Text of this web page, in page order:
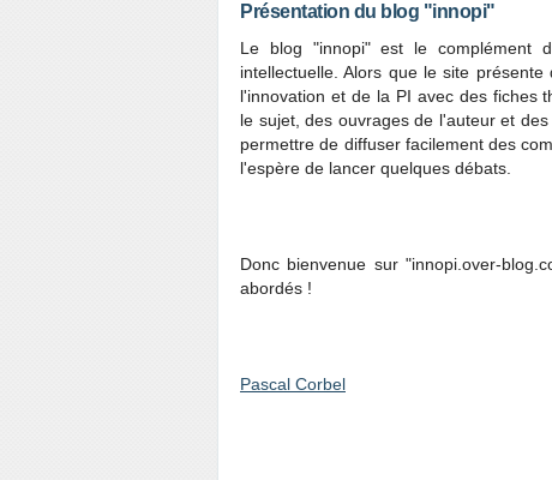
Présentation du blog "innopi"
Le blog "innopi" est le complément
intellectuelle. Alors que le site
l'innovation et de la PI avec des fiches
le sujet, des ouvrages de l'auteur et
permettre de diffuser facilement des
l'espère de lancer quelques débats.
Donc bienvenue sur "innopi.over-
abordés !
Pascal Corbel